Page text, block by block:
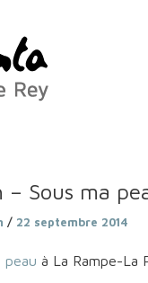
Sous ma
/ 22 septembre 2014
peau à La Rampe-La